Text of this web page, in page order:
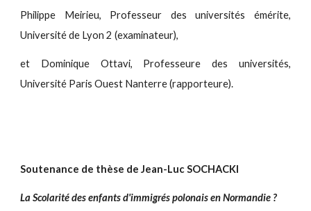
Philippe Meirieu, Professeur des universités émérite,
Université de Lyon 2 (examinateur),
et Dominique Ottavi, Professeure des universités,
Université Paris Ouest Nanterre (rapporteure).
Soutenance de thèse de Jean-Luc SOCHACKI
La Scolarité des enfants d'immigrés polonais en Normandie ?